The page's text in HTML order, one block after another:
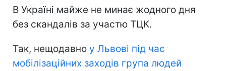
В Україні майже не минає жодного дня
без скандалів за участю ТЦК.
Так, нещодавно у Львові під час
мобілізаційних заходів група людей